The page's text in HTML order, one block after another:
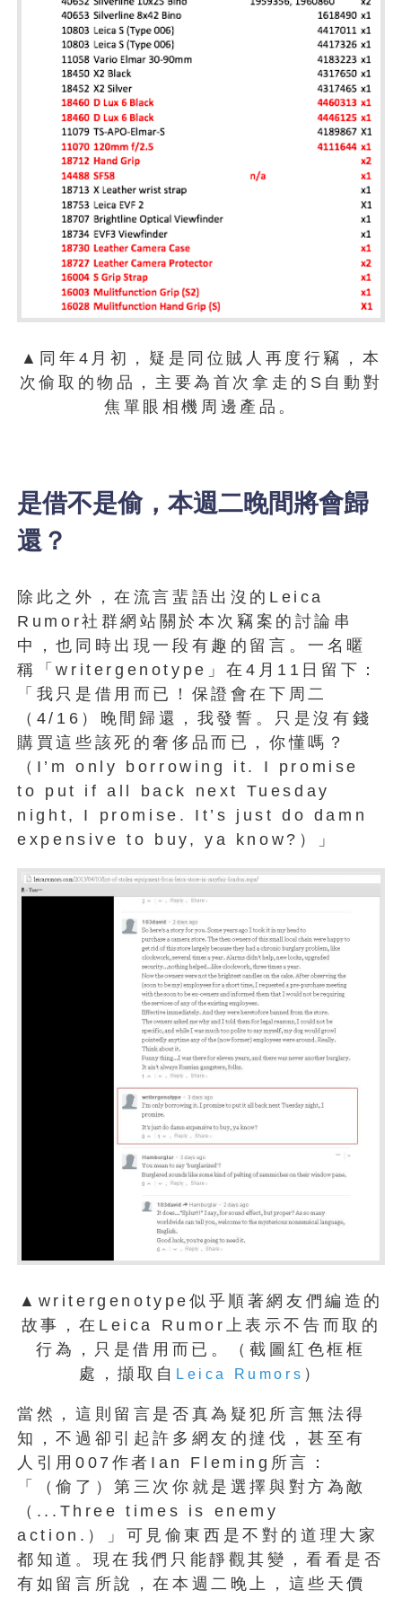
▲同年4月初，疑是同位賊人再度行竊，本
次偷取的物品，主要為首次拿走的S自動對
焦單眼相機周邊產品。
是借不是偷，本週二晚間將會歸
還？
除此之外，在流言蜚語出沒的Leica
Rumor社群網站關於本次竊案的討論串
中，也同時出現一段有趣的留言。一名暱
稱「writergenotype」在4月11日留下：
「我只是借用而已！保證會在下周二
（4/16）晚間歸還，我發誓。只是沒有錢
購買這些該死的奢侈品而已，你懂嗎？
（I’m only borrowing it. I promise
to put if all back next Tuesday
night, I promise. It’s just do damn
expensive to buy, ya know?）」
▲writergenotype似乎順著網友們編造的
故事，在Leica Rumor上表示不告而取的
行為，只是借用而已。（截圖紅色框框
處，擷取自 Leica Rumors ）
當然，這則留言是否真為疑犯所言無法得
知，不過卻引起許多網友的撻伐，甚至有
人引用007作者Ian Fleming所言：
「（偷了）第三次你就是選擇與對方為敵
（...Three times is enemy
action.）」可見偷東西是不對的道理大家
都知道 。 現在我們只能靜觀其變，看看是否
有如留言所說，在本週二晚上，這些天價